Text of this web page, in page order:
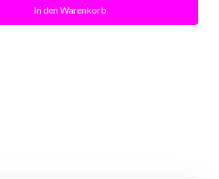
In den Warenkorb